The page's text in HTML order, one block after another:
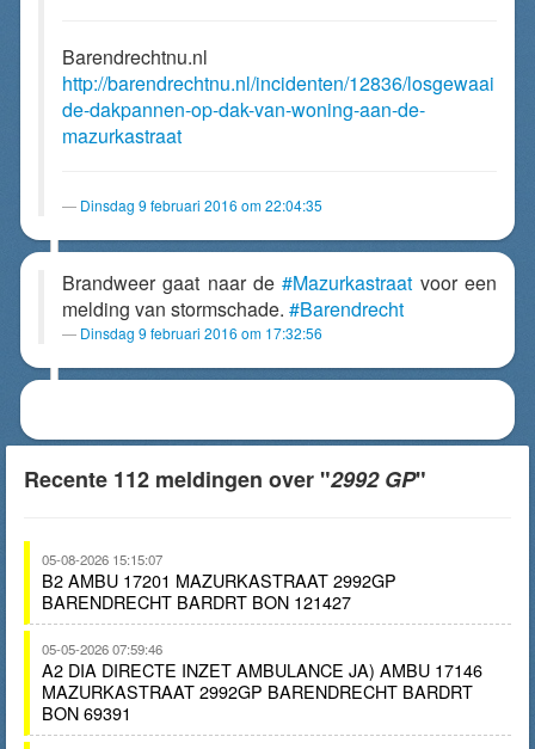
Barendrechtnu.nl
http://barendrechtnu.nl/incidenten/12836/losgewaai
de-dakpannen-op-dak-van-woning-aan-de-
mazurkastraat
Dinsdag 9 februari 2016 om 22:04:35
Brandweer gaat naar de#Mazurkastraat voor een
melding van stormschade. #Barendrecht
Dinsdag 9 februari 2016 om 17:32:56
Recente 112 meldingen over "2992 GP"
05-08-2026 15:15:07
B2 AMBU 17201 MAZURKASTRAAT 2992GP
BARENDRECHT BARDRT BON 121427
05-05-2026 07:59:46
A2 DIA DIRECTE INZET AMBULANCE JA) AMBU 17146
MAZURKASTRAAT 2992GP BARENDRECHT BARDRT
BON 69391